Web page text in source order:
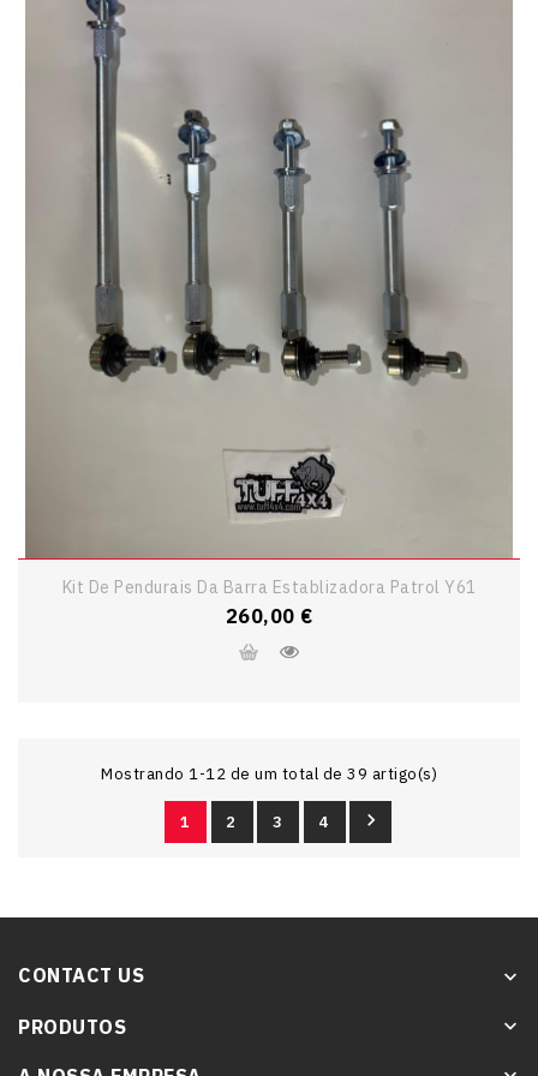
Kit De Pendurais Da Barra Establizadora Patrol Y61
Preço
260,00 €
Mostrando 1-12 de um total de 39 artigo(s)
1 2 3 4 
CONTACT US keyboard_arrow_down
PRODUTOS keyboard_arrow_down